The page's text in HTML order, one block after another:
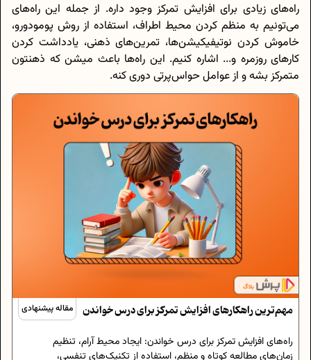
راه‌های زیادی برای افزایش تمرکز وجود داره. از جمله این راه‌های
می‌تونیم به منظم کردن محیط اطراف، استفاده از روش پومودورو،
خاموش کردن نوتیفیکیشن‌ها، تمرین‌های ذهنی، یادداشت کردن
کارهای روزمره و... اشاره کنیم. این راه‌ها باعث میشن که ذهنتون
متمرکز بشه و از عوامل حواس‌پرتی دوری کنه.
مقاله پیشنهادی مهم‌ترین راهکارهای افزایش تمرکز برای درس خواندن
راه‌های افزایش تمرکز برای درس خواندن: ایجاد محیط آرام، تنظیم
زمان‌های مطالعه کوتاه و منظم، استفاده از تکنیک‌های تنفسی،